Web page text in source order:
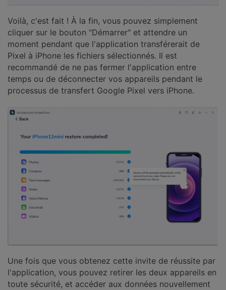
Voilà, c'est fait ! À la fin, vous pouvez simplement
cliquer sur le bouton "Démarrer" et attendre un
moment pendant que l'application transférerait de
Pixel à iPhone les fichiers sélectionnés. Il est
recommandé de ne pas fermer l'application entre
temps ou de déconnecter vos appareils pendant le
processus de transfert Google Pixel vers iPhone.
Une fois que vous obtenez cette invite de réussite par
l'application, vous pouvez retirer les deux appareils en
toute sécurité, et accéder aux données nouvellement